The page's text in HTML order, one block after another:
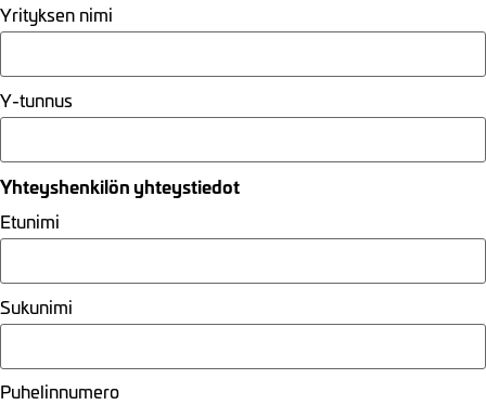
Yrityksen nimi
Y-tunnus
Yhteyshenkilön yhteystiedot
Etunimi
Sukunimi
Puhelinnumero